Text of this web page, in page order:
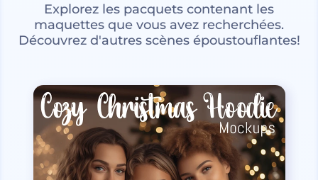
Explorez les pacquets contenant les
maquettes que vous avez recherchées.
Découvrez d'autres scènes époustouflantes!